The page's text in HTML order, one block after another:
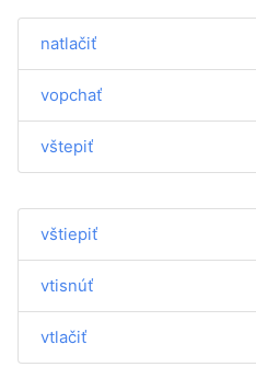
natlačiť
vopchať
vštepiť
vštiepiť
vtisnúť
vtlačiť